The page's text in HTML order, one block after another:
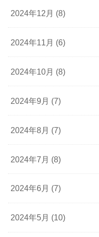
2024年12月 (8)
2024年11月 (6)
2024年10月 (8)
2024年9月 (7)
2024年8月 (7)
2024年7月 (8)
2024年6月 (7)
2024年5月 (10)